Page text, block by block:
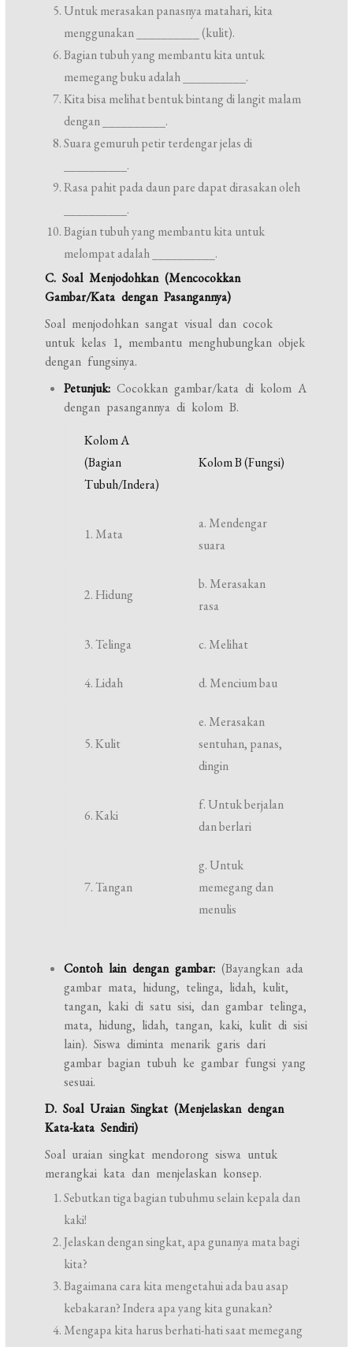
Untuk merasakan panasnya matahari, kita
menggunakan __________ (kulit).
Bagian tubuh yang membantu kita untuk
memegang buku adalah __________.
Kita bisa melihat bentuk bintang di langit malam
dengan __________.
Suara gemuruh petir terdengar jelas di
__________.
Rasa pahit pada daun pare dapat dirasakan oleh
__________.
Bagian tubuh yang membantu kita untuk
melompat adalah __________.
C. Soal Menjodohkan (Mencocokkan
Gambar/Kata dengan Pasangannya)
Soal menjodohkan sangat visual dan cocok
untuk kelas 1, membantu menghubungkan objek
dengan fungsinya.
Petunjuk: Cocokkan gambar/kata di kolom A
dengan pasangannya di kolom B.
Kolom A
(Bagian
Tubuh/Indera)
Kolom B (Fungsi)
1. Mata
a. Mendengar
suara
2. Hidung
b. Merasakan
rasa
3. Telinga c. Melihat
4. Lidah d. Mencium bau
5. Kulit
e. Merasakan
sentuhan, panas,
dingin
6. Kaki
f. Untuk berjalan
dan berlari
7. Tangan
g. Untuk
memegang dan
menulis
Contoh lain dengan gambar: (Bayangkan ada
gambar mata, hidung, telinga, lidah, kulit,
tangan, kaki di satu sisi, dan gambar telinga,
mata, hidung, lidah, tangan, kaki, kulit di sisi
lain). Siswa diminta menarik garis dari
gambar bagian tubuh ke gambar fungsi yang
sesuai.
D. Soal Uraian Singkat (Menjelaskan dengan
Kata-kata Sendiri)
Soal uraian singkat mendorong siswa untuk
merangkai kata dan menjelaskan konsep.
Sebutkan tiga bagian tubuhmu selain kepala dan
kaki!
Jelaskan dengan singkat, apa gunanya mata bagi
kita?
Bagaimana cara kita mengetahui ada bau asap
kebakaran? Indera apa yang kita gunakan?
Mengapa kita harus berhati-hati saat memegang